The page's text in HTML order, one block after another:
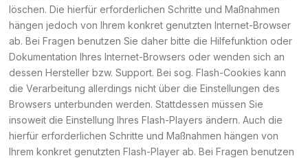
löschen. Die hierfür erforderlichen Schritte und Maßnahmen
hängen jedoch von Ihrem konkret genutzten Internet-Browser
ab. Bei Fragen benutzen Sie daher bitte die Hilfefunktion oder
Dokumentation Ihres Internet-Browsers oder wenden sich an
dessen Hersteller bzw. Support. Bei sog. Flash-Cookies kann
die Verarbeitung allerdings nicht über die Einstellungen des
Browsers unterbunden werden. Stattdessen müssen Sie
insoweit die Einstellung Ihres Flash-Players ändern. Auch die
hierfür erforderlichen Schritte und Maßnahmen hängen von
Ihrem konkret genutzten Flash-Player ab. Bei Fragen benutzen